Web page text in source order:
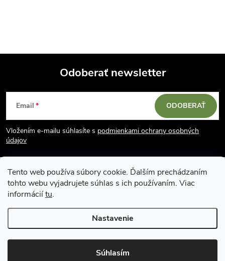
Tento web používa súbory cookie. Ďalším prechádzaním
tohto webu vyjadrujete súhlas s ich používaním. Viac
informáciítu.
Nastavenie
Súhlasím
Z
á
p
ä
e
Odoberať newsletter
Email
Vložením e-mailu súhlasíte s podmienkami ochrany osobných
údajov
ODOBERAŤ
Copyright 2026Vodácky obchod SUN sport. Všetky práva vyhradené.
Upraviť nastavenie cookies